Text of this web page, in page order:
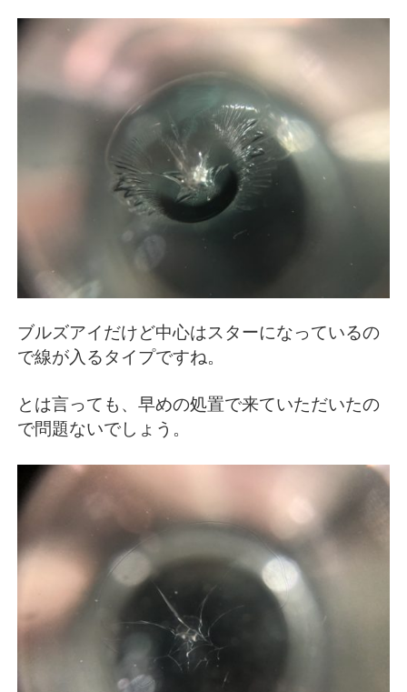
ブルズアイだけど中心はスターになっているの
で線が入るタイプですね。
とは言っても、早めの処置で来ていただいたの
で問題ないでしょう。